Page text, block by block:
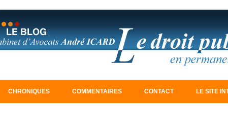
CHRONIQUES COMMENTAIRES CONTACT LE SITE